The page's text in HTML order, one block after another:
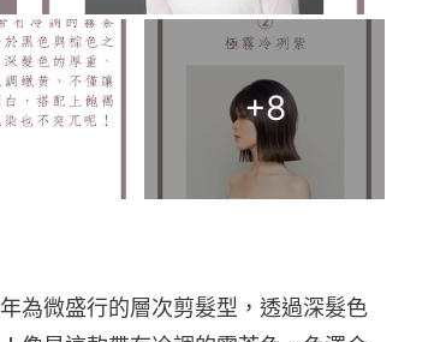
+8
為微盛行的層次剪髮型，透過深髮色